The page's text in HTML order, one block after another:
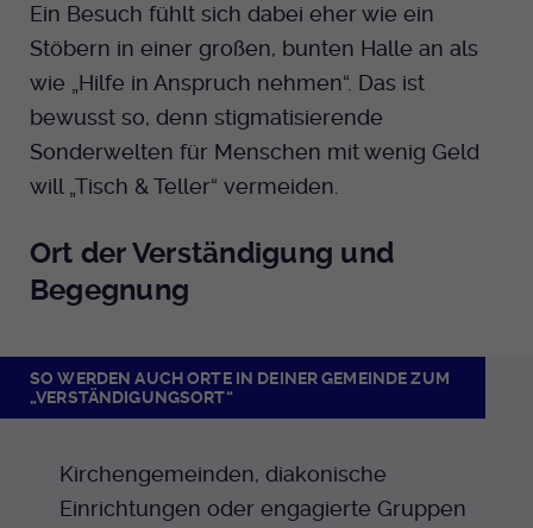
Ein Besuch fühlt sich dabei eher wie ein
Stöbern in einer großen, bunten Halle an als
wie „Hilfe in Anspruch nehmen“. Das ist
bewusst so, denn stigmatisierende
Sonderwelten für Menschen mit wenig Geld
will „Tisch & Teller“ vermeiden.
Ort der Verständigung und
Begegnung
SO WERDEN AUCH ORTE IN DEINER GEMEINDE ZUM
„VERSTÄNDIGUNGSORT“
Kirchengemeinden, diakonische
Einrichtungen oder engagierte Gruppen